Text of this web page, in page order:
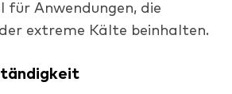
für Anwendungen, die
extreme Kälte beinhalten.